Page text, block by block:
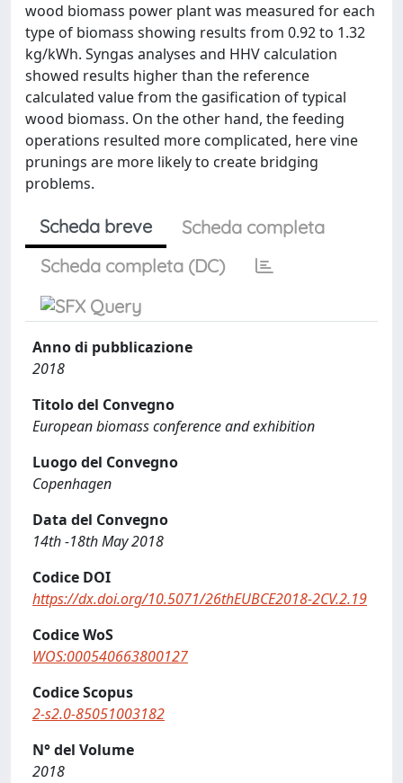
wood biomass power plant was measured for each
type of biomass showing results from 0.92 to 1.32
kg/kWh. Syngas analyses and HHV calculation
showed results higher than the reference
calculated value from the gasification of typical
wood biomass. On the other hand, the feeding
operations resulted more complicated, here vine
prunings are more likely to create bridging
problems.
Scheda breve
Scheda completa
Scheda completa (DC)
Anno di pubblicazione
2018
Titolo del Convegno
European biomass conference and exhibition
Luogo del Convegno
Copenhagen
Data del Convegno
14th -18th May 2018
Codice DOI
https://dx.doi.org/10.5071/26thEUBCE2018-2CV.2.19
Codice WoS
WOS:000540663800127
Codice Scopus
2-s2.0-85051003182
N° del Volume
2018